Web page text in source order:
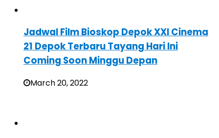
Jadwal Film Bioskop Depok XXI Cinema
21 Depok Terbaru Tayang Hari Ini
Coming Soon Minggu Depan
March 20, 2022